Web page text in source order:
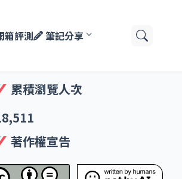
箱評測 筆記分享
累積瀏覽人次
著作權宣告